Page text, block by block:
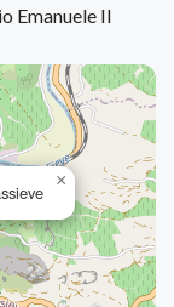
Emanuele II
×